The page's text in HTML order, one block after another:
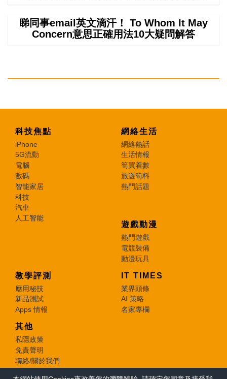
睇同事email英文滴汗！ To Whom It May
Concern意思正確用法10大疑問解答
科技焦點
iPhone
5G流動
電腦
數碼
智能家居
科技
汽車
人工智能
網絡生活
網絡熱話
生活情報
筍買着數
旅遊筍料
熱門話題
遊戲動漫
熱門遊戲
電競裝備
動漫玩具
教學評測
應用秘技
新品測試
Apps 情報
IT TIMES
業界頭條
AI 策略
名家專欄
其他
私隱政策
免責聲明
聯絡/關於我們